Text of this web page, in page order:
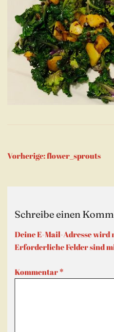
Beitragsnavigation
Vorherige:flower_sprouts
Schreibe einen
Deine E-Mail-Adresse
Erforderliche Felder sind
Kommentar*